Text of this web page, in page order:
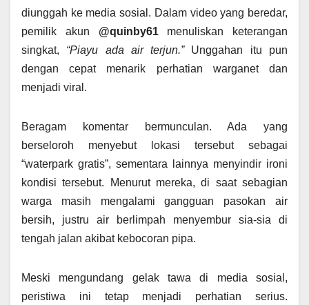
diunggah ke media sosial. Dalam video yang beredar,
pemilik akun @quinby61menuliskan keterangan
singkat, “Piayu ada air terjun.” Unggahan itu pun
dengan cepat menarik perhatian warganet dan
menjadi viral.
Beragam komentar bermunculan. Ada yang
berseloroh menyebut lokasi tersebut sebagai
“waterpark gratis”, sementara lainnya menyindir ironi
kondisi tersebut. Menurut mereka, di saat sebagian
warga masih mengalami gangguan pasokan air
bersih, justru air berlimpah menyembur sia-sia di
tengah jalan akibat kebocoran pipa.
Meski mengundang gelak tawa di media sosial,
peristiwa ini tetap menjadi perhatian serius.